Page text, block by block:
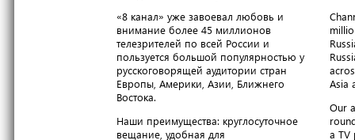
«8 канал» уже завоевал любовь и
внимание более 45 миллионов
телезрителей по всей России и
пользуется большой популярностью у
русскоговорящей аудитории стран
Европы, Америки, Азии, Ближнего
Востока.
Наши преимущества: круглосуточное
вещание, удобная для
Asia
Our
a TV